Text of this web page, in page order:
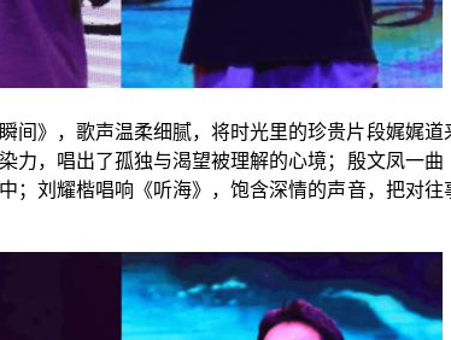
》，歌声温柔细腻，将时光里的珍贵片段娓娓
，唱出了孤独与渴望被理解的心境；殷文凤一
；刘耀楷唱响《听海》，饱含深情的声音，把对